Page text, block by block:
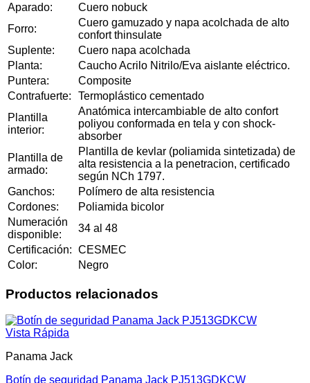
Aparado:
Cuero nobuck
Forro:
Cuero gamuzado y napa acolchada de alto
confort thinsulate
Suplente:
Cuero napa acolchada
Planta:
Caucho Acrilo Nitrilo/Eva aislante eléctrico.
Puntera:
Composite
Contrafuerte:
Termoplástico cementado
Plantilla
interior:
Anatómica intercambiable de alto confort
poliyou conformada en tela y con shock-
absorber
Plantilla de
armado:
Plantilla de kevlar (poliamida sintetizada) de
alta resistencia a la penetracion, certificado
según NCh 1797.
Ganchos:
Polímero de alta resistencia
Cordones:
Poliamida bicolor
Numeración
disponible:
34 al 48
Certificación: CESMEC
Color:
Negro
Productos relacionados
Vista Rápida
Panama Jack
Botín de seguridad Panama Jack PJ513GDKCW